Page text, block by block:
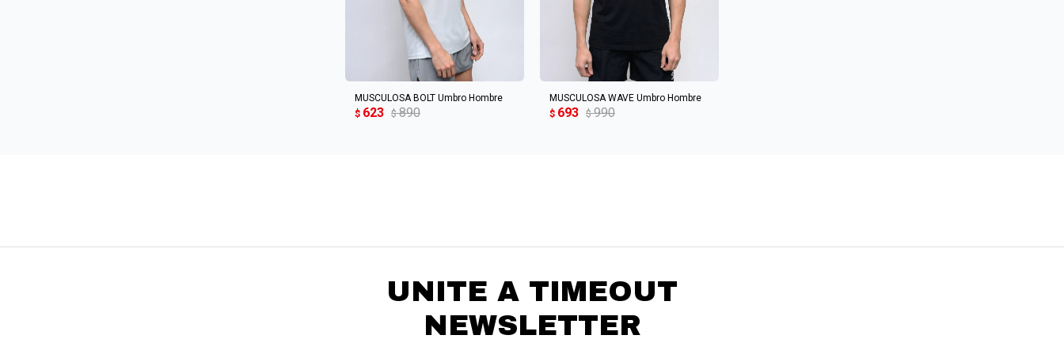
MUSCULOSA BOLT Umbro Hombre
$ 623 $ 890
AGREGAR AL CARRITO
MUSCULOSA WAVE Umbro Hombre
$ 693 $ 990
AGREGAR AL CARRITO
UNITE A TIMEOUT
NEWSLETTER